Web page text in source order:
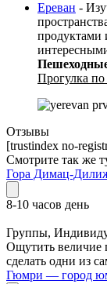
Ереван -
продуктами
Прогулка
Отзывы
[trustindex no-
Смотрите так же
Гора Димац-
8-10 часов день
Группы,
Ощутить величие
сделать одни из
Гюмри — город